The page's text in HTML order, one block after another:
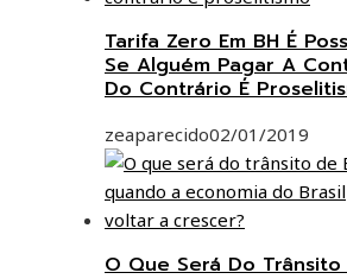
Tarifa Zero Em BH É
Se Alguém Pagar A
Do Contrário É
zeaparecido02/01/2019
O Que Será Do Trânsito